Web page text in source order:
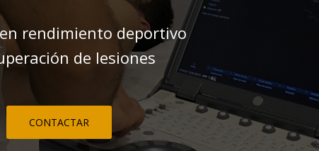
rendimiento deportivo
de lesiones
CONTACTAR